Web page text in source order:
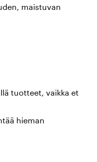
maistuvan
tuotteet, vaikka et
hieman